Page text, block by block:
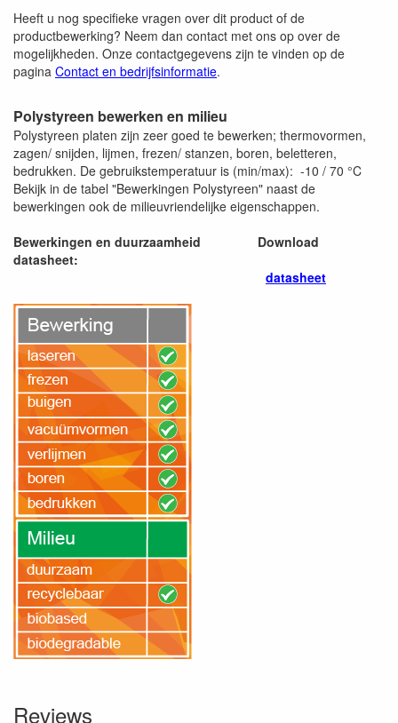
Heeft u nog specifieke vragen over dit product of de
productbewerking? Neem dan contact met ons op over de
mogelijkheden. Onze contactgegevens zijn te vinden op de
pagina Contact en bedrijfsinformatie.
Polystyreen bewerken en milieu
Polystyreen platen zijn zeer goed te bewerken; thermovormen,
zagen/ snijden, lijmen, frezen/ stanzen, boren, beletteren,
bedrukken. De gebruikstemperatuur is (min/max): -10 / 70 °C
Bekijk in de tabel "Bewerkingen Polystyreen" naast de
bewerkingen ook de milieuvriendelijke eigenschappen.
Bewerkingen en duurzaamheid
Download
datasheet:
datasheet
Reviews